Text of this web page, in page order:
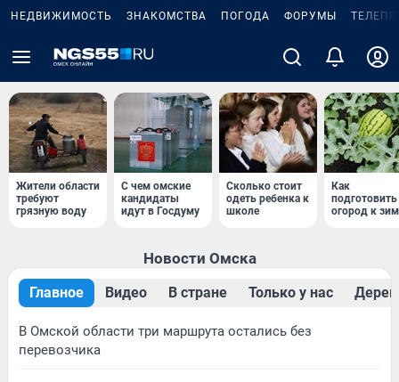
НЕДВИЖИМОСТЬ ЗНАКОМСТВА ПОГОДА ФОРУМЫ
Жители области
требуют
грязную воду
С чем омские
кандидаты
идут в Госдуму
Сколько стоит
одеть ребенка к
школе
Как
подготовить
огород к
Новости Омска
Главное Видео В стране Только у нас
В Омской области три маршрута остались без
перевозчика